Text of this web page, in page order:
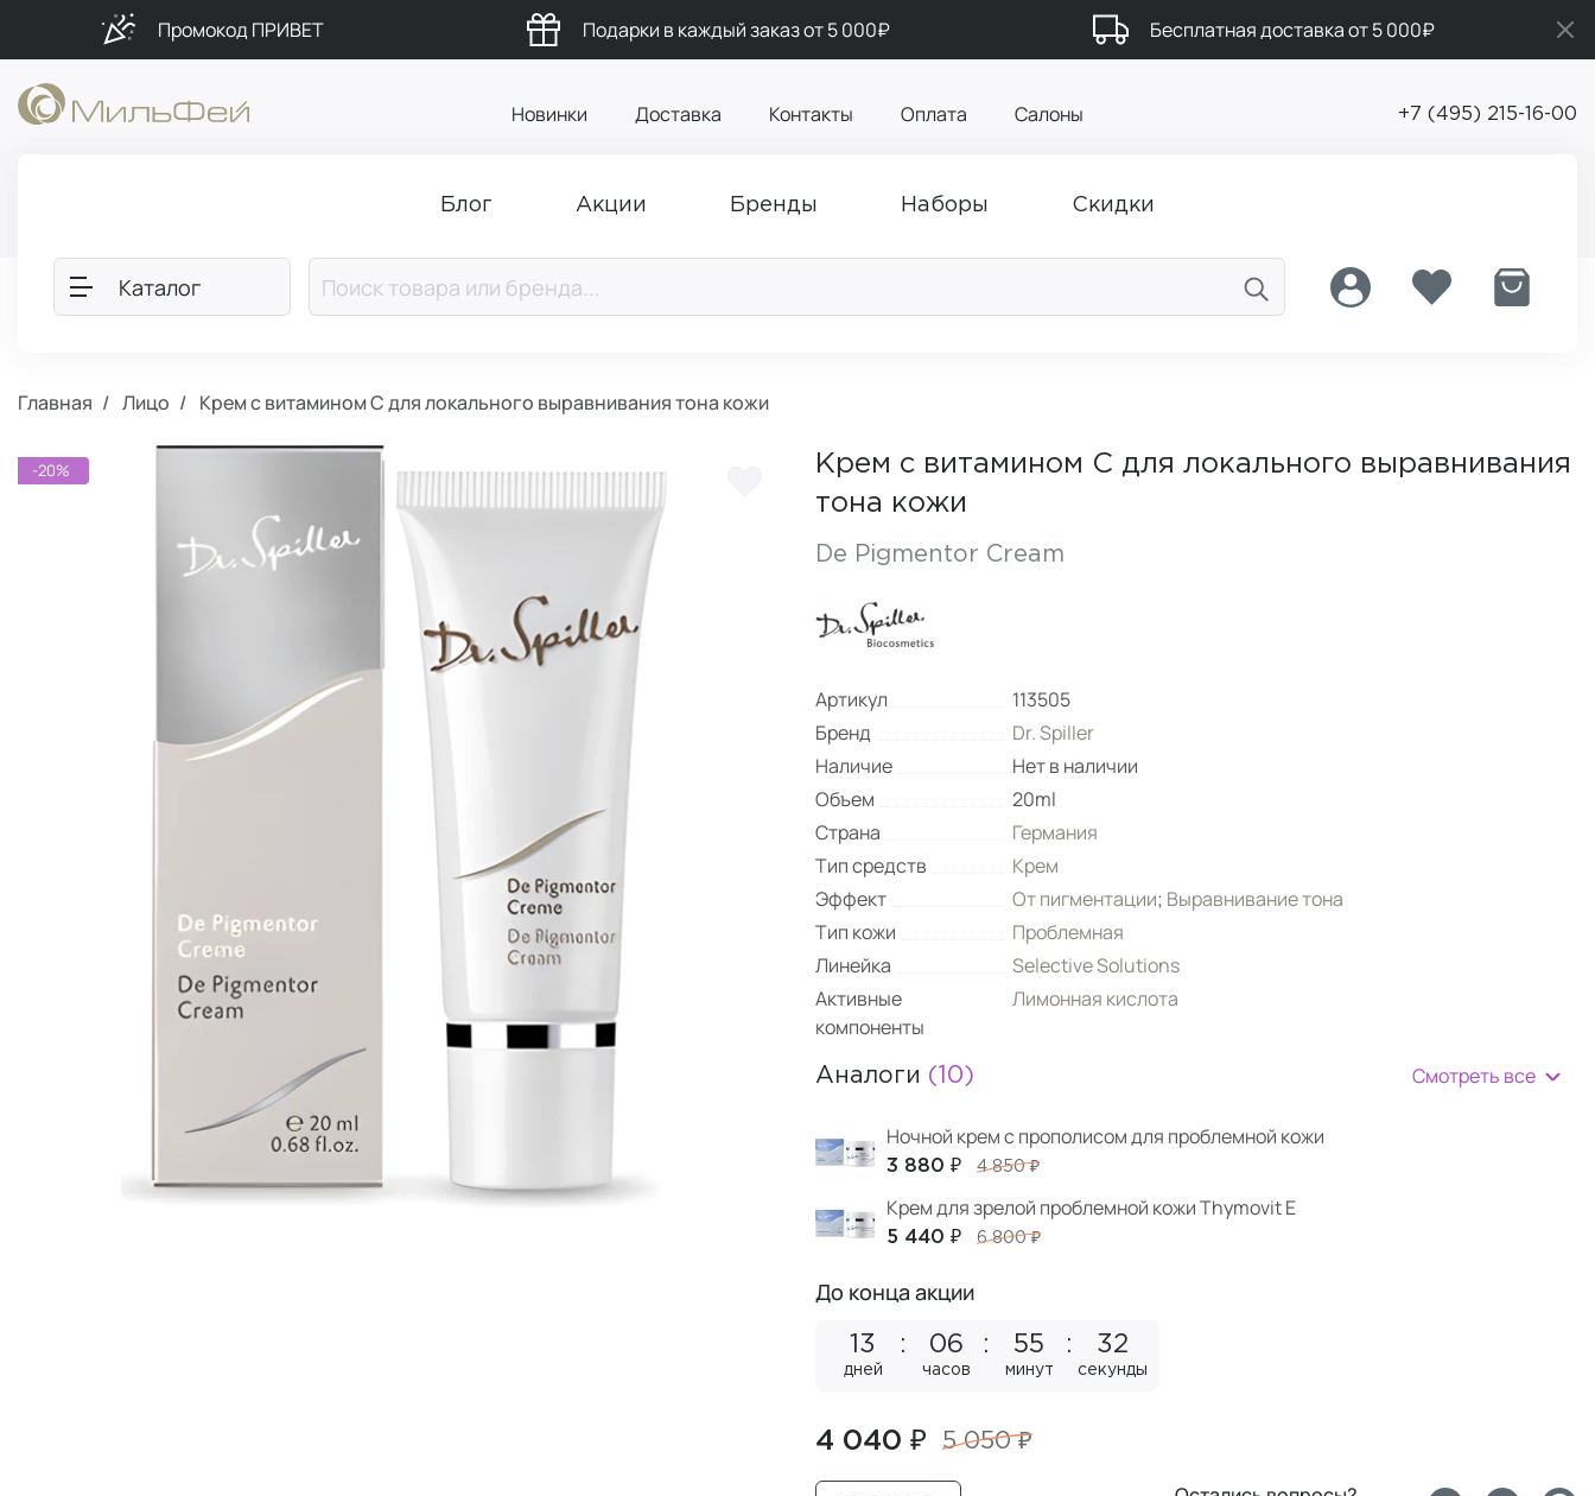
Промокод ПРИВЕТ Подарки в каждый заказ от 5 000₽ Бесплатная доставка от 5 000₽
Новинки Доставка Контакты Оплата Салоны +7 (495) 215-16-00
Блог Акции Бренды Наборы Скидки
Каталог
Главная Лицо Крем с витамином С для локального выравнивания тона кожи
-20%
Крем с витамином С для локального выравнивания
тона кожи
De Pigmentor Cream
Артикул
113505
Бренд
Dr. Spiller
Наличие
Нет в наличии
Объем
20ml
Страна
Германия
Тип средств
Крем
Эффект
От пигментации; Выравнивание тона
Тип кожи
Проблемная
Линейка
Selective Solutions
Активные
компоненты
Лимонная кислота
Аналоги (10) Смотреть все
Ночной крем с прополисом для проблемной кожи
3 880 ₽ 4 850 ₽
Крем для зрелой проблемной кожи Thymovit E
5 440 ₽ 6 800 ₽
До конца акции
13
дней
06
часов
55
минут
31
секунда
4 040 ₽ 5 050 ₽